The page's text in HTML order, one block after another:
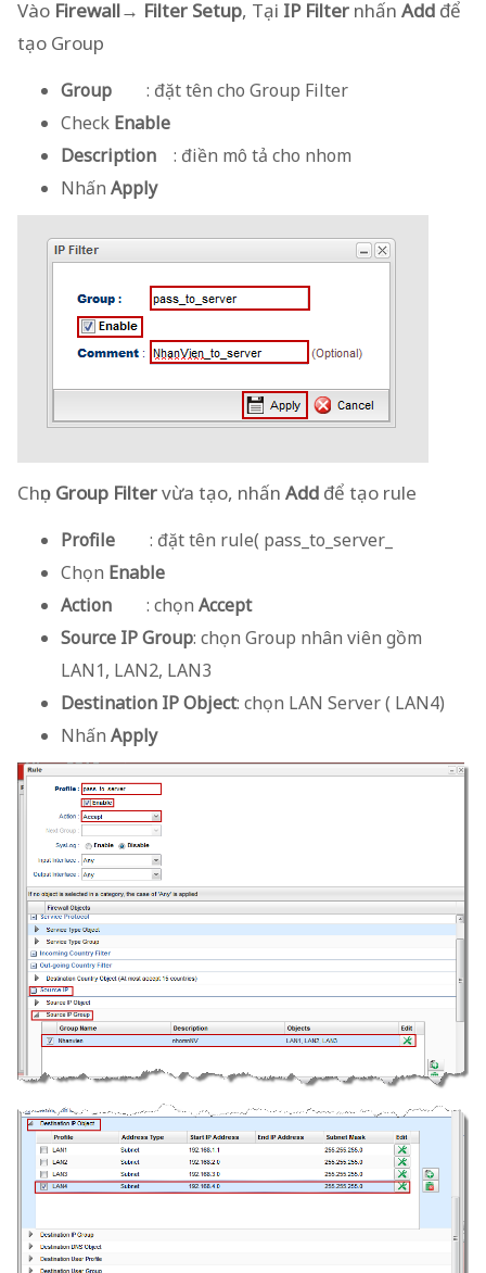
Vào Firewall→ Filter Setup, Tại IP Filter nhấn Add để
tạo Group
Group
: đặt tên cho Group Filter
Check Enable
Description
: điền mô tả cho nhom
Nhấn Apply
Chọn Group Filtervừa tạo, nhấn Add để tạo rule
Profile
: đặt tên rule( pass_to_server_
Chọn Enable
Action
: chọn Accept
Source IP Group: chọn Group nhân viên gồm
LAN1, LAN2, LAN3
Destination IP Object: chọn LAN Server ( LAN4)
Nhấn Apply